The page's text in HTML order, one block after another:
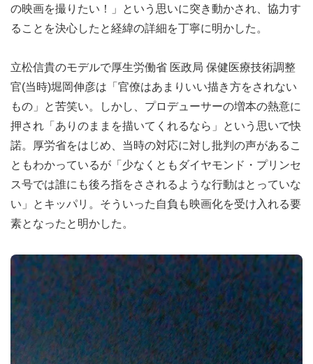
の映画を撮りたい！」という思いに突き動かされ、協力す
ることを決心したと経緯の詳細を丁寧に明かした。
立松信貴のモデルで厚生労働省 医政局 保健医療技術調整
官(当時)堀岡伸彦は「官僚はあまりいい描き方をされない
もの」と苦笑い。しかし、プロデューサーの増本の熱意に
押され「ありのままを描いてくれるなら」という思いで快
諾。厚労省をはじめ、当時の対応に対し批判の声があるこ
ともわかっているが「少なくともダイヤモンド・プリンセ
ス号では誰にも後ろ指をさされるような行動はとっていな
い」とキッパリ。そういった自負も映画化を受け入れる要
素となったと明かした。